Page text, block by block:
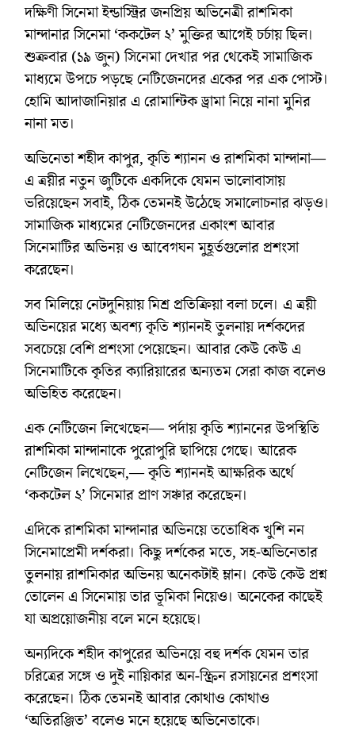
দক্ষিণী সিনেমা ইন্ডাস্ট্রির জনপ্রিয় অভিনেত্রী রাশমিকা
মান্দানার সিনেমা ‘ককটেল ২’ মুক্তির আগেই চর্চায় ছিল।
শুক্রবার (১৯ জুন) সিনেমা দেখার পর থেকেই সামাজিক
মাধ্যমে উপচে পড়ছে নেটিজেনদের একের পর এক পোস্ট।
হোমি আদাজানিয়ার এ রোমান্টিক ড্রামা নিয়ে নানা মুনির
নানা মত।
অভিনেতা শহীদ কাপুর, কৃতি শ্যানন ও রাশমিকা মান্দানা—
এ ত্রয়ীর নতুন জুটিকে একদিকে যেমন ভালোবাসায়
ভরিয়েছেন সবাই, ঠিক তেমনই উঠেছে সমালোচনার ঝড়ও।
সামাজিক মাধ্যমের নেটিজেনদের একাংশ আবার
সিনেমাটির অভিনয় ও আবেগঘন মুহূর্তগুলোর প্রশংসা
করেছেন।
সব মিলিয়ে নেটদুনিয়ায় মিশ্র প্রতিক্রিয়া বলা চলে। এ ত্রয়ী
অভিনয়ের মধ্যে অবশ্য কৃতি শ্যাননই তুলনায় দর্শকদের
সবচেয়ে বেশি প্রশংসা পেয়েছেন। আবার কেউ কেউ এ
সিনেমাটিকে কৃতির ক্যারিয়ারের অন্যতম সেরা কাজ বলেও
অভিহিত করেছেন।
এক নেটিজেন লিখেছেন— পর্দায় কৃতি শ্যাননের উপস্থিতি
রাশমিকা মান্দানাকে পুরোপুরি ছাপিয়ে গেছে। আরেক
নেটিজেন লিখেছেন,— কৃতি শ্যাননই আক্ষরিক অর্থে
‘ককটেল ২’ সিনেমার প্রাণ সঞ্চার করেছেন।
এদিকে রাশমিকা মান্দানার অভিনয়ে ততোধিক খুশি নন
সিনেমাপ্রেমী দর্শকরা। কিছু দর্শকের মতে, সহ-অভিনেতার
তুলনায় রাশমিকার অভিনয় অনেকটাই ম্লান। কেউ কেউ প্রশ্ন
তোলেন এ সিনেমায় তার ভূমিকা নিয়েও। অনেকের কাছেই
যা অপ্রয়োজনীয় বলে মনে হয়েছে।
অন্যদিকে শহীদ কাপুরের অভিনয়ে বহু দর্শক যেমন তার
চরিত্রের সঙ্গে ও দুই নায়িকার অন-স্ক্রিন রসায়নের প্রশংসা
করেছেন। ঠিক তেমনই আবার কোথাও কোথাও
‘অতিরঞ্জিত’ বলেও মনে হয়েছে অভিনেতাকে।